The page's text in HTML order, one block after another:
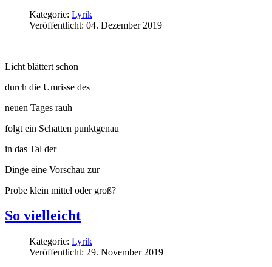
Kategorie: Lyrik
Veröffentlicht: 04. Dezember 2019
Licht blättert schon
durch die Umrisse des
neuen Tages rauh
folgt ein Schatten punktgenau
in das Tal der
Dinge eine Vorschau zur
Probe klein mittel oder groß?
So vielleicht
Kategorie: Lyrik
Veröffentlicht: 29. November 2019